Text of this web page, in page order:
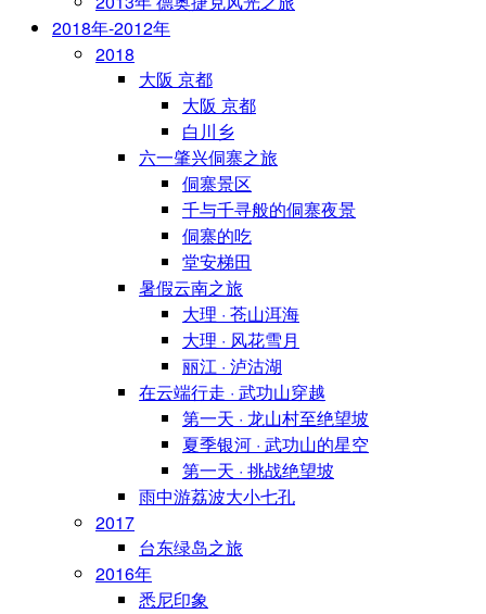
2018年-2012年
2018
大阪 京都
大阪 京都
白川乡
六一肇兴侗寨之旅
侗寨景区
千与千寻般的侗寨夜景
侗寨的吃
堂安梯田
暑假云南之旅
大理 · 苍山洱海
大理 · 风花雪月
丽江 · 泸沽湖
在云端行走 · 武功山穿越
第一天 · 龙山村至绝望坡
夏季银河 · 武功山的星空
第一天 · 挑战绝望坡
雨中游荔波大小七孔
2017
台东绿岛之旅
2016年
悉尼印象